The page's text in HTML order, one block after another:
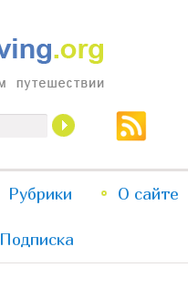
Перейти
к
Перейти
к
Рубрики О сайте
Подписка